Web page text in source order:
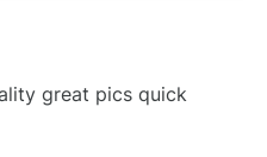
great pics quick